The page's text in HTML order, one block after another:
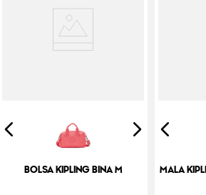
BOLSA KIPLING BINA M MALA